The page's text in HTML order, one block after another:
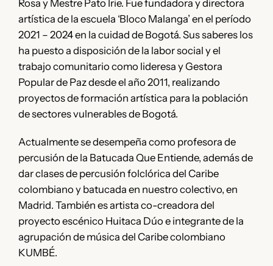
Rosa y Mestre Pato Irie. Fue fundadora y directora
artística de la escuela ‘Bloco Malanga’ en el período
2021 – 2024 en la cuidad de Bogotá. Sus saberes los
ha puesto a disposición de la labor social y el
trabajo comunitario como lideresa y Gestora
Popular de Paz desde el año 2011, realizando
proyectos de formación artística para la población
de sectores vulnerables de Bogotá.
Actualmente se desempeña como profesora de
percusión de la Batucada Que Entiende, además de
dar clases de percusión folclórica del Caribe
colombiano y batucada en nuestro colectivo, en
Madrid. También es artista co-creadora del
proyecto escénico Huitaca Dúo e integrante de la
agrupación de música del Caribe colombiano
KUMBÉ.